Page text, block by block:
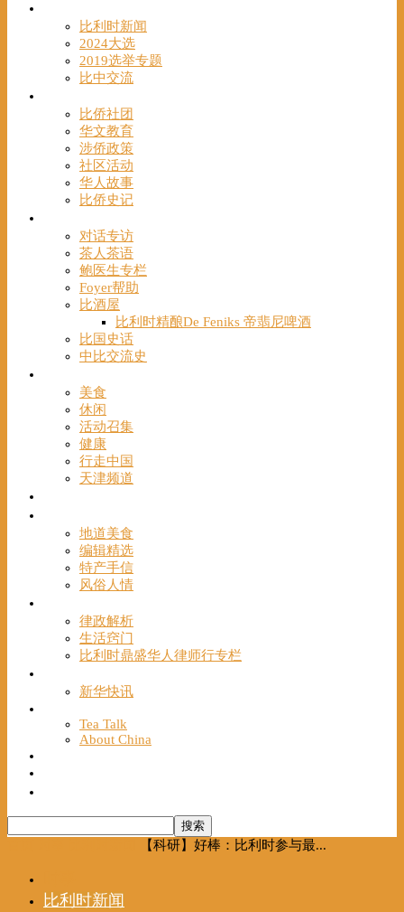
比利时新闻
2024大选
2019选举专题
比中交流
比侨社团
华文教育
涉侨政策
社区活动
华人故事
比侨史记
对话专访
茶人茶语
鲍医生专栏
Foyer帮助
比酒屋
比利时精酿De Feniks 帝翡尼啤酒
比国史话
中比交流史
美食
休闲
活动召集
健康
行走中国
天津频道
地道美食
编辑精选
特产手信
风俗人情
律政解析
生活窍门
比利时鼎盛华人律师行专栏
新华快讯
Tea Talk
About China
【科研】好棒：比利时参与最...
比利时新闻